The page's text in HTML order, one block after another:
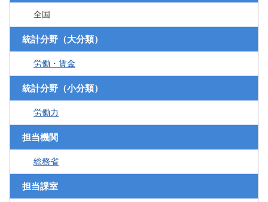
全国
統計分野（大分類）
労働・賃金
統計分野（小分類）
労働力
担当機関
総務省
担当課室